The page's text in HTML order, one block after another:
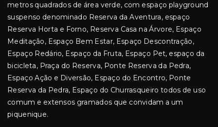
metros quadrados de área verde, com espaço playground
suspenso denominado Reserva da Aventura, espaço
Reserva Horta e Forno, Reserva Casa na Árvore, Espaço
Meditação, Espaço Bem Estar, Espaço Descontração,
Espaço Redário, Espaço da Fruta, Espaço Pet, espaço da
bicicleta, Praça do Reserva, Ponte Reserva da Pedra,
Espaço Ação e Diversão, Espaço do Encontro, Ponte
Reserva da Pedra, Espaço do Churrasqueiro todos de uso
comum e extensos gramados que convidam a um
piquenique.